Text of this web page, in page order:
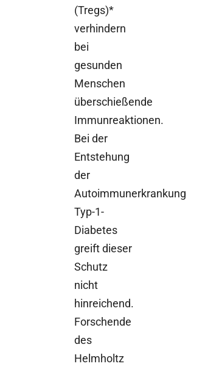
(Tregs)*
verhindern
bei
gesunden
Menschen
überschießende
Immunreaktionen.
Bei der
Entstehung
der
Autoimmunerkrankung
Typ-1-
Diabetes
greift dieser
Schutz
nicht
hinreichend.
Forschende
des
Helmholtz